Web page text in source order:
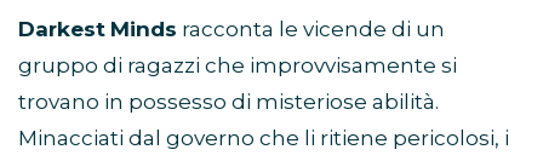
Darkest Minds racconta le vicende di un
gruppo di ragazzi che improvvisamente si
trovano in possesso di misteriose abilità.
Minacciati dal governo che li ritiene pericolosi, i